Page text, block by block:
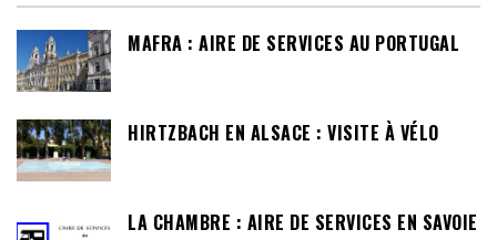
MAFRA : AIRE DE SERVICES AU PORTUGAL
HIRTZBACH EN ALSACE : VISITE À VÉLO
LA CHAMBRE : AIRE DE SERVICES EN SAVOIE